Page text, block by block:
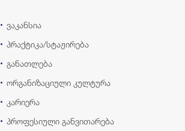
ვაკანსია
პრაქტიკა/სტაჟირება
განათლება
ორგანიზაციული კულტურა
კარიერა
პროფესიული განვითარება